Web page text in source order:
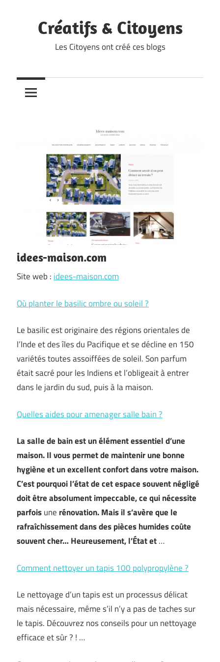
contentCréatifs & Citoyens
Les Citoyens ont créé ces blogs
idees-maison.com
Site web : idees-maison.com
Où planter le basilic ombre ou soleil ?
Le basilic est originaire des régions orientales de
l’Inde et des îles du Pacifique et se décline en 150
variétés toutes assoiffées de soleil. Son parfum
était sacré pour les Indiens et l’obligeait à entrer
dans le jardin du sud, puis à la maison.
Quelles aides pour amenager salle bain ?
La salle de bain est un élément essentiel d’une
maison. Il vous permet de maintenir une bonne
hygiène et un excellent confort dans votre maison.
C’est pourquoi l’état de cet espace souvent négligé
doit être absolument impeccable, ce qui nécessite
parfoisune rénovation. Mais il s’avère que le
rafraîchissement dans des pièces humides coûte
souvent cher… Heureusement, l’État et…
Comment nettoyer un tapis 100 polypropylène ?
Le nettoyage d’un tapis est un processus délicat
mais nécessaire, même s’il n’y a pas de taches sur
le tapis. Découvrez nos conseils pour un nettoyage
efficace et sûr ? ! …